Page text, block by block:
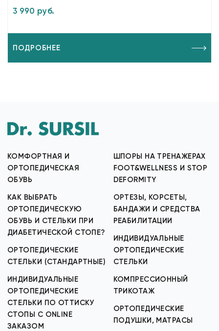
3 990 руб.
ПОДРОБНЕЕ
КОМФОРТНАЯ И
ОРТОПЕДИЧЕСКАЯ
ОБУВЬ
КАК ВЫБРАТЬ
ОРТОПЕДИЧЕСКУЮ
ОБУВЬ И СТЕЛЬКИ ПРИ
ДИАБЕТИЧЕСКОЙ СТОПЕ?
ОРТОПЕДИЧЕСКИЕ
СТЕЛЬКИ (СТАНДАРТНЫЕ)
ИНДИВИДУАЛЬНЫЕ
ОРТОПЕДИЧЕСКИЕ
СТЕЛЬКИ ПО ОТТИСКУ
СТОПЫ С ONLINE
ЗАКАЗОМ
ШПОРЫ НА ТРЕНАЖЕРАХ
FOOT&WELLNESS И STOP
DEFORMITY
ОРТЕЗЫ, КОРСЕТЫ,
БАНДАЖИ И СРЕДСТВА
РЕАБИЛИТАЦИИ
ИНДИВИДУАЛЬНЫЕ
ОРТОПЕДИЧЕСКИЕ
СТЕЛЬКИ
КОМПРЕССИОННЫЙ
ТРИКОТАЖ
ОРТОПЕДИЧЕСКИЕ
ПОДУШКИ, МАТРАСЫ